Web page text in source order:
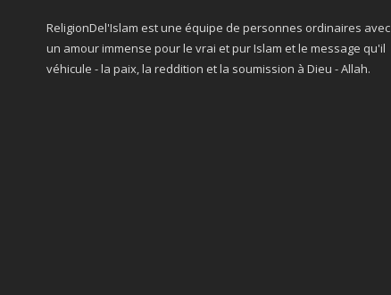
ReligionDel'Islam est une équipe de personnes ordinaires avec
un amour immense pour le vrai et pur Islam et le message qu'il
véhicule - la paix, la reddition et la soumission à Dieu - Allah.